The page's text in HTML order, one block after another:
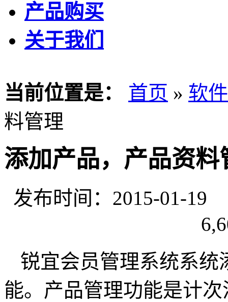
产品购买
关于我们
当前位置是： 首页 » 软
料管理
添加产品，产品资料
发布时间：2015-01-
锐宜会员管理系统系统
能。产品管理功能是计